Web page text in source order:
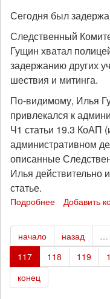
дежурства
Сегодня был
Следственный
Гущин хватал
задержанию других
шествия и митинга.
По-видимому, Илья
привлекался к
Ч1 статьи 19.3 КоАП
административном
описанные
Илья действительно
статье.
Подробнее
й
фигурант
«болотного
дела».
Добавить
начало назад …
117
118 119
конец